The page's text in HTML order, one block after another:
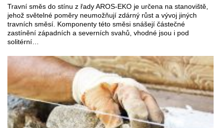
Travní směs do stínu z řady AROS-EKO je určena na stanoviště,
jehož světelné poměry neumožňují zdárný růst a vývoj jiných
travních směsí. Komponenty této směsi snášejí částečné
zastínění západních a severních svahů, vhodné jsou i pod
solitérní…